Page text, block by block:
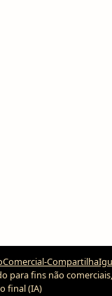
para fins não
final (IA)